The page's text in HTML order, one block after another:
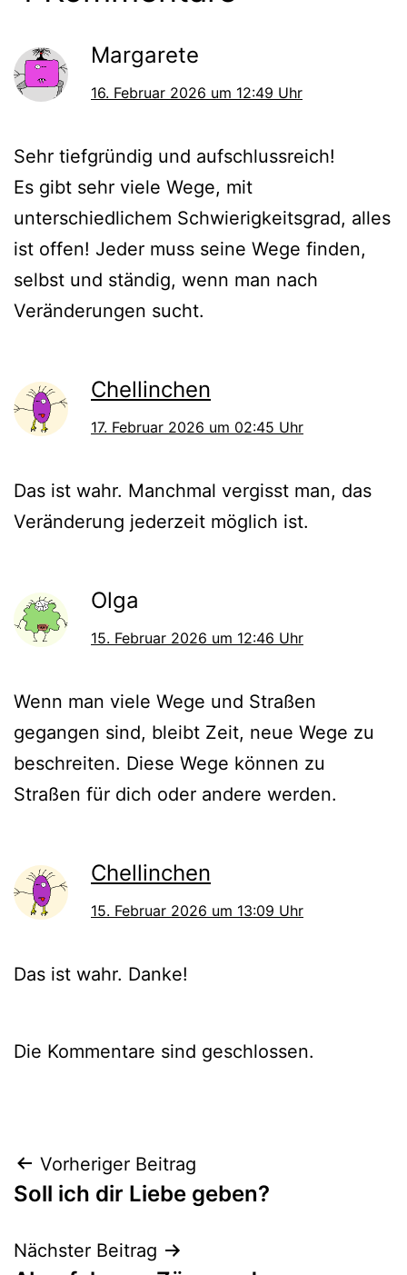
Margarete
16. Februar 2026 um 12:49 Uhr
Sehr tiefgründig und aufschlussreich!
Es gibt sehr viele Wege, mit
unterschiedlichem Schwierigkeitsgrad, alles
ist offen! Jeder muss seine Wege finden,
selbst und ständig, wenn man nach
Veränderungen sucht.
Chellinchen
17. Februar 2026 um 02:45 Uhr
Das ist wahr. Manchmal vergisst man, das
Veränderung jederzeit möglich ist.
Olga
15. Februar 2026 um 12:46 Uhr
Wenn man viele Wege und Straßen
gegangen sind, bleibt Zeit, neue Wege zu
beschreiten. Diese Wege können zu
Straßen für dich oder andere werden.
Chellinchen
15. Februar 2026 um 13:09 Uhr
Das ist wahr. Danke!
Die Kommentare sind geschlossen.
Beitragsnavigation
Vorheriger Beitrag
Soll ich dir Liebe geben?
Nächster Beitrag